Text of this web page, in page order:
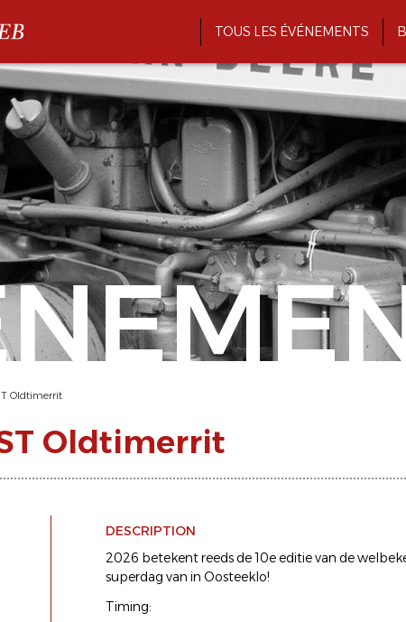
TOUS LES ÉVÉNEMENTS
Oldtimerrit
Oldtimerrit
DESCRIPTION
2026 betekent reeds de 10e editie van de
superdag van in Oosteeklo!
Timing: